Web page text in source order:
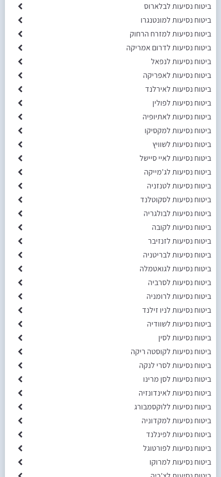
ביטוח נסיעות לבלארוס
ביטוח נסיעות למונטנגרו
ביטוח נסיעות למזרח הרחוק
ביטוח נסיעות לדרום אמריקה
ביטוח נסיעות לנפאל
ביטוח נסיעות לאפריקה
ביטוח נסיעות לאירלנד
ביטוח נסיעות לפולין
ביטוח נסיעות לאתיופיה
ביטוח נסיעות למקסיקו
ביטוח נסיעות לשוויץ
ביטוח נסיעות לאיי סיישל
ביטוח נסיעות לג'מייקה
ביטוח נסיעות לטנזניה
ביטוח נסיעות לסקוטלנד
ביטוח נסיעות לבולגריה
ביטוח נסיעות לקובה
ביטוח נסיעות לזנזיבר
ביטוח נסיעות לבריטניה
ביטוח נסיעות לגואטמלה
ביטוח נסיעות לסרביה
ביטוח נסיעות לרומניה
ביטוח נסיעות לניו זילנד
ביטוח נסיעות לשוודיה
ביטוח נסיעות לסין
ביטוח נסיעות לקוסטה ריקה
ביטוח נסיעות לסרי לנקה
ביטוח נסיעות לסן מרינו
ביטוח נסיעות לאינדונזיה
ביטוח נסיעות ללוקסמבורג
ביטוח נסיעות למקדוניה
ביטוח נסיעות לפינלנד
ביטוח נסיעות לפורטוגל
ביטוח נסיעות למרוקו